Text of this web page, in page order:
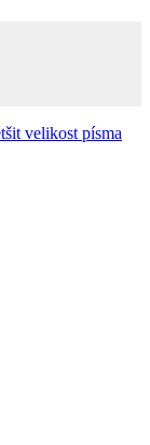
velikost písma